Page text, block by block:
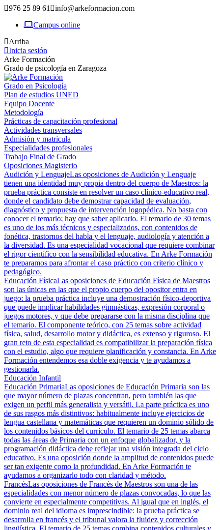
976 25 89 61
info@arkeformacion.com
Campus online
Arriba
Inicia sesión
Arke Formación
Grado de psicología en Zaragoza
Grado en Psicología
Plan de estudios UNED
Equipo Docente
Metodología
Prácticas de capacitación profesional
Actividades transversales
Admisión y matrícula
Especialidades profesionales
Trabajo Final de Grado
Oposiciones Magisterio
Audición y LenguajeLas oposiciones de Audición y Lenguaje
tienen una identidad muy propia dentro del cuerpo de Maestros: la
prueba práctica consiste en resolver un caso clínico-educativo real,
donde el candidato debe demostrar capacidad de evaluación,
diagnóstico y propuesta de intervención logopédica. No basta con
conocer el temario; hay que saber aplicarlo. El temario de 30 temas
es uno de los más técnicos y especializados, con contenidos de
fonética, trastornos del habla y el lenguaje, audiología y atención a
la diversidad. Es una especialidad vocacional que requiere combinar
el rigor científico con la sensibilidad educativa. En Arke Formación
te preparamos para afrontar el caso práctico con criterio clínico y
pedagógico.
Educación FísicaLas oposiciones de Educación Física de Maestros
son las únicas en las que el propio cuerpo del opositor entra en
juego: la prueba práctica incluye una demostración físico-deportiva
que puede implicar habilidades gimnásticas, expresión corporal o
juegos motores, y que debe prepararse con la misma disciplina que
el temario. El componente teórico, con 25 temas sobre actividad
física, salud, desarrollo motor y didáctica, es extenso y riguroso. El
gran reto de esta especialidad es compatibilizar la preparación física
con el estudio, algo que requiere planificación y constancia. En Arke
Formación entendemos esa doble exigencia y te ayudamos a
gestionarla.
Educación Infantil
Educación PrimariaLas oposiciones de Educación Primaria son las
que mayor número de plazas concentran, pero también las que
exigen un perfil más generalista y versátil. La parte práctica es uno
de sus rasgos más distintivos: habitualmente incluye ejercicios de
lengua castellana y matemáticas que requieren un dominio sólido de
los contenidos básicos del currículo. El temario de 25 temas abarca
todas las áreas de Primaria con un enfoque globalizador, y la
programación didáctica debe reflejar una visión integrada del ciclo
educativo. Es una oposición donde la amplitud de contenidos puede
ser tan exigente como la profundidad. En Arke Formación te
ayudamos a organizarlo todo con claridad y método.
FrancésLas oposiciones de Francés de Maestros son una de las
especialidades con menor número de plazas convocadas, lo que las
convierte en especialmente competitivas. Al igual que en inglés, el
dominio real del idioma es imprescindible: la prueba práctica se
desarrolla en francés y el tribunal valora la fluidez y corrección
lingüística. El temario de 25 temas combina contenidos culturales y